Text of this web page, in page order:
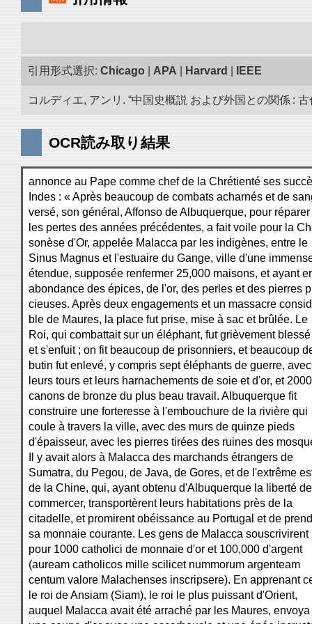
引用形式選択: Chicago APA Harvard IEEE
コルディエ, アンリ. “中国史概説 および外国との関係 :
OCR読み取り結果
annonce au Pape comme chef de la Chrétienté ses
Indes : « Après beaucoup de combats acharnés et de
versé, son général, Affonso de Albuquerque, pour réparer
les pertes des années précédentes, a fait voile pour la
sonèse d'Or, appelée Malacca par les indigènes, entre le
Sinus Magnus et l'estuaire du Gange, ville d'une
étendue, supposée renfermer 25,000 maisons, et ayant
abondance des épices, de l'or, des perles et des pierres
cieuses. Après deux engagements et un massacre
ble de Maures, la place fut prise, mise à sac et brûlée. Le
Roi, qui combattait sur un éléphant, fut grièvement blessé
et s'enfuit ; on fit beaucoup de prisonniers, et beaucoup
butin fut enlevé, y compris sept éléphants de guerre, avec
leurs tours et leurs harnachements de soie et d'or, et 2000
canons de bronze du plus beau travail. Albuquerque fit
construire une forteresse à l'embouchure de la rivière qui
coule à travers la ville, avec des murs de quinze pieds
d'épaisseur, avec les pierres tirées des ruines des
Il y avait alors à Malacca des marchands étrangers de
Sumatra, du Pegou, de Java, de Gores, et de l'extrême
de la Chine, qui, ayant obtenu d'Albuquerque la liberté de
commercer, transportèrent leurs habitations près de la
citadelle, et promirent obéissance au Portugal et de
sa monnaie courante. Les gens de Malacca souscrivirent
pour 1000 catholici de monnaie d'or et 100,000 d'argent
(auream catholicos mille scilicet nummorum argenteam
centum valore Malachenses inscripsere). En apprenant
le roi de Ansiam (Siam), le roi le plus puissant d'Orient,
auquel Malacca avait été arraché par les Maures, envoya